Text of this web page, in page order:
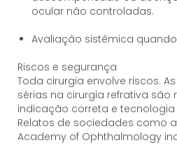
ocular não controladas.
Avaliação sistêmica
Riscos e segurança
Toda cirurgia envolve riscos.
sérias na cirurgia refrativa são
indicação correta e
Relatos de sociedades como
Academy of Ophthalmology